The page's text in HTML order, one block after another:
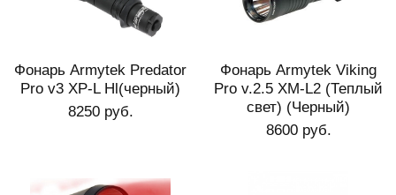
Фонарь Armytek Predator
Pro v3 XP-L Hl(черный)
8250 руб.
Фонарь Armytek Viking
Pro v.2.5 XM-L2 (Теплый
свет) (Черный)
8600 руб.